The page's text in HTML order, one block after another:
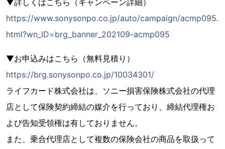
https://www.sonysonpo.co.jp/auto/campaign/acmp095.
html?wn_ID=brg_banner_202109-acmp095
▼お申込みはこちら（無料見積り）
https://brg.sonysonpo.co.jp/10034301/
ライフカード株式会社は、ソニー損害保険株式会社の代理
店として保険契約締結の媒介を行っており、締結代理権お
よび告知受領権は有しておりません。
また、乗合代理店として複数の保険会社の商品を取扱って